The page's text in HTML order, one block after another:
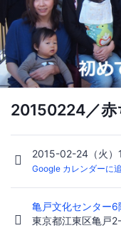
20150224／
2015-02-24（火
Google カレンダーに
亀戸文化センター6
東京都江東区亀戸